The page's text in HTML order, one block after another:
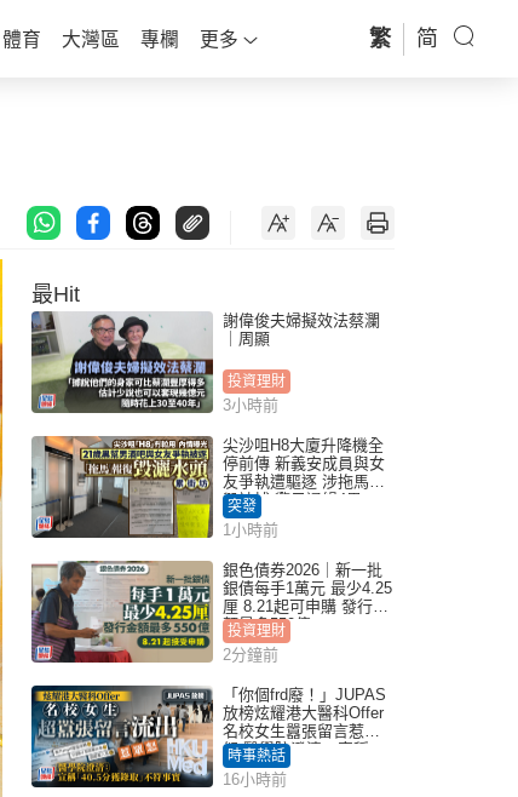
體育 大灣區 專欄 更多 繁 简
最Hit
謝偉俊夫婦擬效法蔡瀾
｜周顯
投資理財
3小時前
尖沙咀H8大廈升降機全
停前傳 新義安成員與女
友爭執遭驅逐 涉拖馬刑
毀被捕 警另通緝4男
突發
1小時前
銀色債券2026｜新一批
銀債每手1萬元 最少4.25
厘 8.21起可申購 發行金
額最多550億
投資理財
2分鐘前
「你個frd廢！」JUPAS
放榜炫耀港大醫科Offer
名校女生囂張留言惹眾
怒 醫學院澄清：宣稱
「40.5分獲錄取」不符事
實｜Juicy叮
時事熱話
16小時前